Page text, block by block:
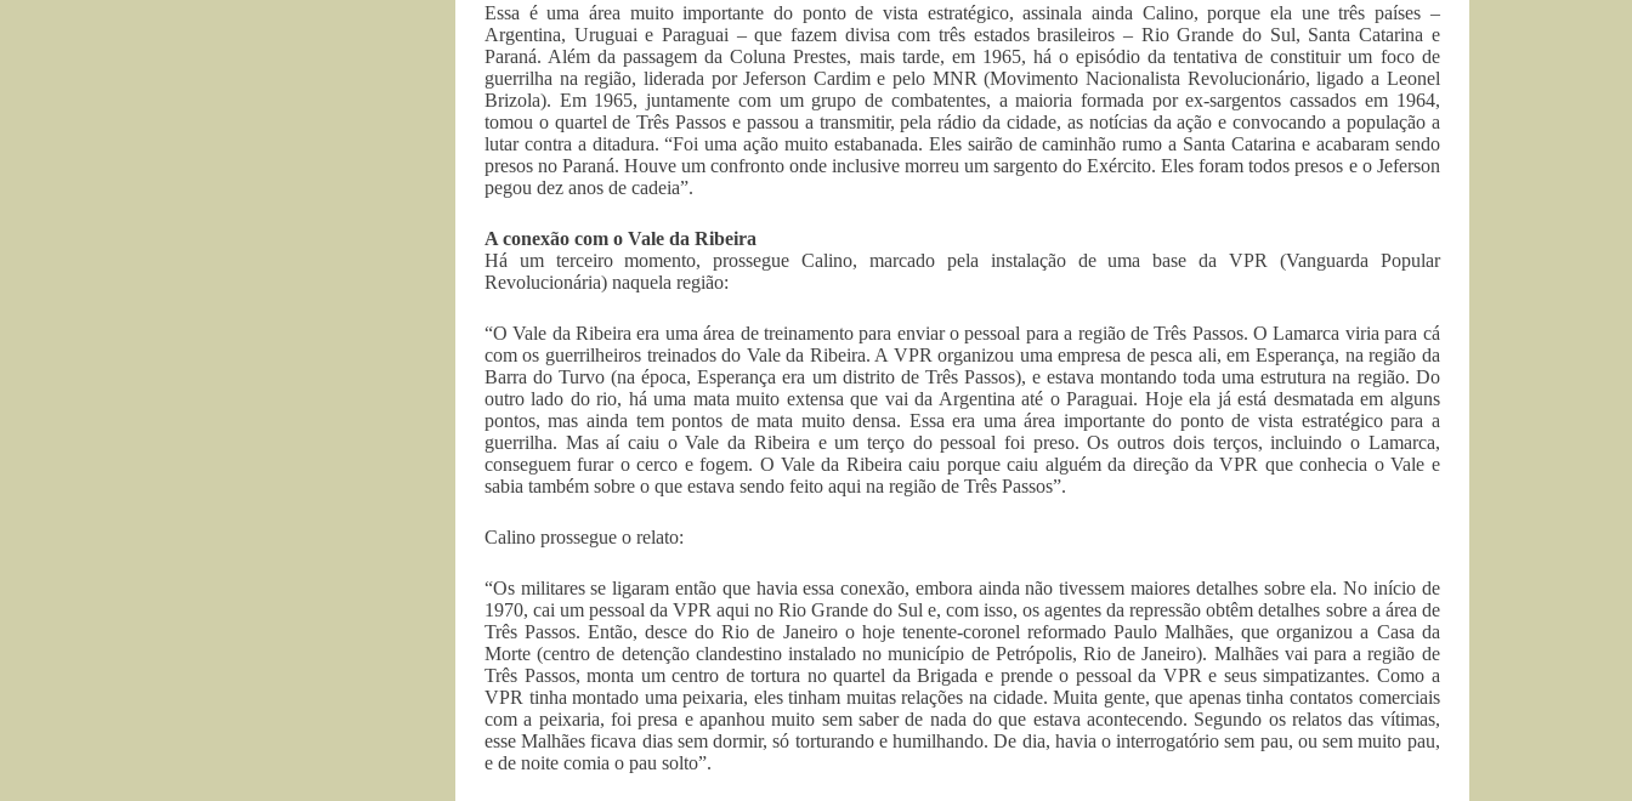
Essa é uma área muito importante do ponto de vista estratégico, assinala ainda Calino, porque ela une três países –
Argentina, Uruguai e Paraguai – que fazem divisa com três estados brasileiros – Rio Grande do Sul, Santa Catarina e
Paraná. Além da passagem da Coluna Prestes, mais tarde, em 1965, há o episódio da tentativa de constituir um foco de
guerrilha na região, liderada por Jeferson Cardim e pelo MNR (Movimento Nacionalista Revolucionário, ligado a Leonel
Brizola). Em 1965, juntamente com um grupo de combatentes, a maioria formada por ex-sargentos cassados em 1964,
tomou o quartel de Três Passos e passou a transmitir, pela rádio da cidade, as notícias da ação e convocando a população a
lutar contra a ditadura. “Foi uma ação muito estabanada. Eles sairão de caminhão rumo a Santa Catarina e acabaram sendo
presos no Paraná. Houve um confronto onde inclusive morreu um sargento do Exército. Eles foram todos presos e o Jeferson
pegou dez anos de cadeia”.
A conexão com o Vale da Ribeira
Há um terceiro momento, prossegue Calino, marcado pela instalação de uma base da VPR (Vanguarda Popular
Revolucionária) naquela região:
“O Vale da Ribeira era uma área de treinamento para enviar o pessoal para a região de Três Passos. O Lamarca viria para cá
com os guerrilheiros treinados do Vale da Ribeira. A VPR organizou uma empresa de pesca ali, em Esperança, na região da
Barra do Turvo (na época, Esperança era um distrito de Três Passos), e estava montando toda uma estrutura na região. Do
outro lado do rio, há uma mata muito extensa que vai da Argentina até o Paraguai. Hoje ela já está desmatada em alguns
pontos, mas ainda tem pontos de mata muito densa. Essa era uma área importante do ponto de vista estratégico para a
guerrilha. Mas aí caiu o Vale da Ribeira e um terço do pessoal foi preso. Os outros dois terços, incluindo o Lamarca,
conseguem furar o cerco e fogem. O Vale da Ribeira caiu porque caiu alguém da direção da VPR que conhecia o Vale e
sabia também sobre o que estava sendo feito aqui na região de Três Passos”.
Calino prossegue o relato:
“Os militares se ligaram então que havia essa conexão, embora ainda não tivessem maiores detalhes sobre ela. No início de
1970, cai um pessoal da VPR aqui no Rio Grande do Sul e, com isso, os agentes da repressão obtêm detalhes sobre a área de
Três Passos. Então, desce do Rio de Janeiro o hoje tenente-coronel reformado Paulo Malhães, que organizou a Casa da
Morte (centro de detenção clandestino instalado no município de Petrópolis, Rio de Janeiro). Malhães vai para a região de
Três Passos, monta um centro de tortura no quartel da Brigada e prende o pessoal da VPR e seus simpatizantes. Como a
VPR tinha montado uma peixaria, eles tinham muitas relações na cidade. Muita gente, que apenas tinha contatos comerciais
com a peixaria, foi presa e apanhou muito sem saber de nada do que estava acontecendo. Segundo os relatos das vítimas,
esse Malhães ficava dias sem dormir, só torturando e humilhando. De dia, havia o interrogatório sem pau, ou sem muito pau,
e de noite comia o pau solto”.